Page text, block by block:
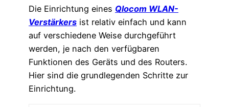
Die Einrichtung eines Qlocom WLAN-
Verstärkers ist relativ einfach und kann
auf verschiedene Weise durchgeführt
werden, je nach den verfügbaren
Funktionen des Geräts und des Routers.
Hier sind die grundlegenden Schritte zur
Einrichtung.